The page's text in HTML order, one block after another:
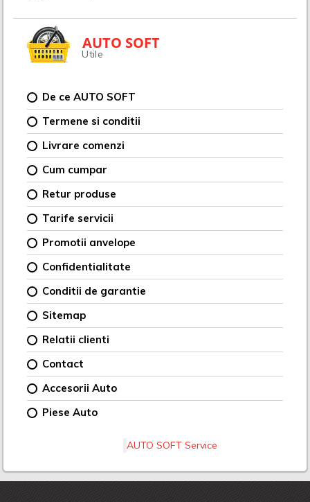
AUTO SOFT
Utile
De ce AUTO SOFT
Termene si conditii
Livrare comenzi
Cum cumpar
Retur produse
Tarife servicii
Promotii anvelope
Confidentialitate
Conditii de garantie
Sitemap
Relatii clienti
Contact
Accesorii Auto
Piese Auto
AUTO SOFT Service